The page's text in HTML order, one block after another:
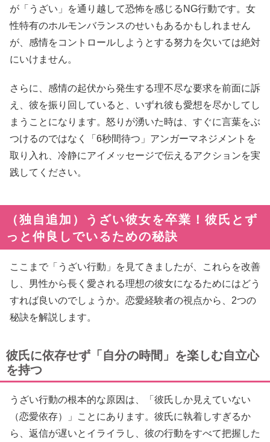
が「うざい」を通り越して恐怖を感じるNG行動です。女
性特有のホルモンバランスのせいもあるかもしれません
が、感情をコントロールしようとする努力を欠いては絶対
にいけません。
さらに、感情の起伏から発生する理不尽な要求を前面に訴
え、彼を振り回していると、いずれ彼も愛想を尽かしてし
まうことになります。怒りが湧いた時は、すぐに言葉をぶ
つけるのではなく「6秒間待つ」アンガーマネジメントを
取り入れ、冷静にアイメッセージで伝えるアクションを実
践してください。
（独自追加）うざい彼女を卒業！彼氏とず
っと仲良しでいるための秘訣
ここまで「うざい行動」を見てきましたが、これらを改善
し、男性から長く愛される理想の彼女になるためにはどう
すれば良いのでしょうか。恋愛経験者の視点から、2つの
秘訣を解説します。
彼氏に依存せず「自分の時間」を楽しむ自立心
を持つ
うざい行動の根本的な原因は、「彼氏しか見えていない
（恋愛依存）」ことにあります。彼氏に執着しすぎるか
ら、返信が遅いとイライラし、彼の行動をすべて把握した